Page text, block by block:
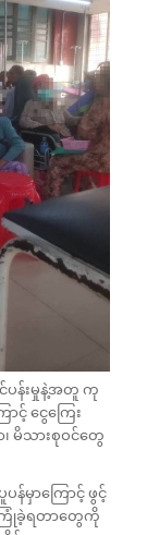
ပန်းမှုနဲ့အတူ ကု
င့် ငွေကြေး
မိသားစုဝင်တွေ
မှာကြောင့် ဖွင့်
ြုံခဲ့ရတာတွေကို